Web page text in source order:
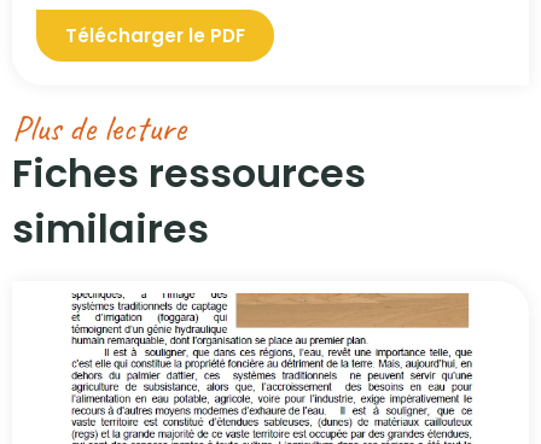
Télécharger le PDF
Plus de lecture
Fiches ressources
similaires​